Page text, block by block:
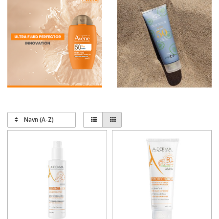
på hudens overflade og reflektere solens stråler væk
fra huden. De mest almindelige ingredienser i fysiske
solfiltre er zinkoxid og titaniumdioxid, som er
skånsomme og ofte anbefales til personer med sensitiv
hud eller børn. Fordelen ved fysiske solfiltre er, at de
begynder at virke med det samme og sjældent
forårsager hudirritation. Dog kan de efterlade en
hvidlig film på huden, hvilket nogle brugere finder
ubelejligt.
Kemisk solfiltre i solcreme
Kemiske solfiltre absorberer UV-strålerne i huden og
kroppen. Kemiske solfiltre indeholder ingredienser som
avobenzone, oxybenzone og octocrylene, som typisk er
usynlig på huden og er lettere at smøre ud. Ulempen
ved kemiske solfiltre er, at de kan tage 20-30 minutter
at blive aktive efter påføring, og de kan i nogle tilfælde
forårsage irritation eller allergiske reaktioner, især på
følsom hud. Valget mellem fysiske og kemiske solfiltre
Navn (A-Z)